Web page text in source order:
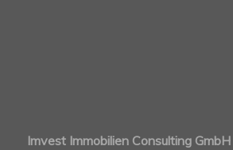
Imvest Immobilien Consulting GmbH